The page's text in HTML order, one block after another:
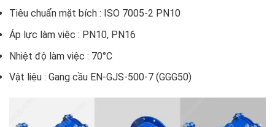
Tiêu chuẩn mặt bích : ISO 7005-2 PN10
Áp lực làm việc : PN10, PN16
Nhiệt độ làm việc : 70°C
Vật liệu : Gang cầu EN-GJS-500-7 (GGG50)